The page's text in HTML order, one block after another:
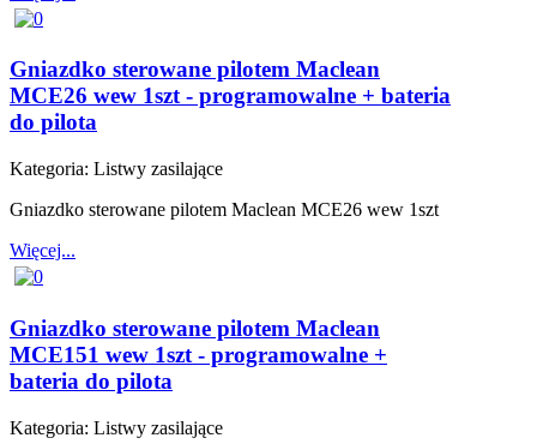
Gniazdko sterowane pilotem Maclean
MCE26 wew 1szt - programowalne + bateria
do pilota
Kategoria: Listwy zasilające
Gniazdko sterowane pilotem Maclean MCE26 wew 1szt
Więcej...
Gniazdko sterowane pilotem Maclean
MCE151 wew 1szt - programowalne +
bateria do pilota
Kategoria: Listwy zasilające